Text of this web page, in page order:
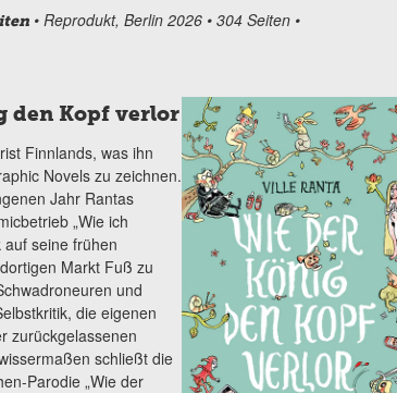
• Reprodukt, Berlin 2026 • 304 Seiten •
den Kopf verlor
Finnlands, was ihn
Novels zu zeichnen.
Jahr Rantas
„Wie ich
auf seine frühen
Markt Fuß zu
und
die eigenen
zurückgelassenen
schließt die
Parodie „Wie der